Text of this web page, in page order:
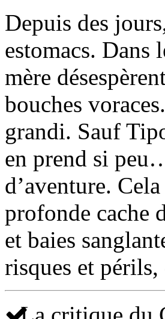
Depuis des
estomacs. Dans
mère
bouches
grandi. Sauf
en prend si
d’aventure.
profonde cache
et baies
risques et